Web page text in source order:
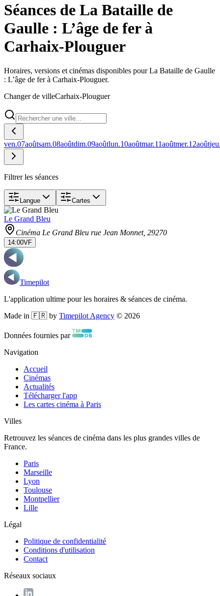
Séances de La Bataille de
Gaulle : L’âge de fer à
Carhaix-Plouguer
Horaires, versions et cinémas disponibles pour La Bataille de Gaulle
: L’âge de fer à Carhaix-Plouguer.
Changer de villeCarhaix-Plouguer
ven.07aoûtsam.08aoûtdim.09aoûtlun.10aoûtmar.11aoûtmer.12août
Filtrer les séances
Langue Cartes
Le Grand Bleu
Cinéma Le Grand Bleu rue Jean Monnet, 29270
14:00VF
Timepilot
L'application ultime pour les horaires & séances de cinéma.
Made in 🇫🇷 by Timepilot Agency © 2026
Données fournies par
Navigation
Accueil
Cinémas
Actualités
Télécharger l'app
Les cartes cinéma à Paris
Villes
Retrouvez les séances de cinéma dans les plus grandes villes de
France.
Paris
Marseille
Lyon
Toulouse
Montpellier
Lille
Légal
Politique de confidentialité
Conditions d'utilisation
Contact
Réseaux sociaux